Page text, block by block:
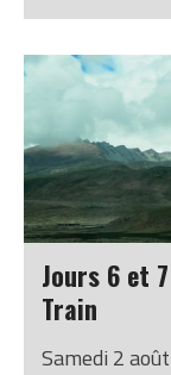
réunissent
cérémonie
les 12 ans.
Namtso
à environ 250
fait un
nature
Jours 6 et
Train
Samedi 2